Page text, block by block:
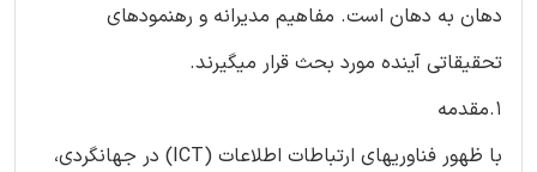
دهان به دهان است. مفاهیم مدیرانه و رهنمودهای
تحقیقاتی آینده مورد بحث قرار میگیرند.
1.مقدمه
با ظهور فناوریهای ارتباطات اطلاعات (ICT) در جهانگردی،